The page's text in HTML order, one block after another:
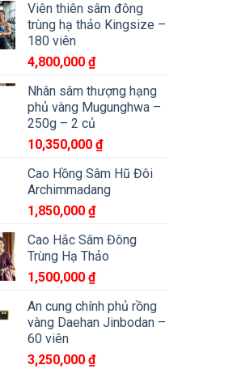
Viên thiên sâm đông
trùng hạ thảo Kingsize –
180 viên
4,800,000 ₫
Nhân sâm thượng hạng
phủ vàng Mugunghwa –
250g – 2 củ
10,350,000 ₫
Cao Hồng Sâm Hũ Đôi
Archimmadang
1,850,000 ₫
Cao Hắc Sâm Đông
Trùng Hạ Thảo
1,500,000 ₫
An cung chính phủ rồng
vàng Daehan Jinbodan –
60 viên
3,250,000 ₫